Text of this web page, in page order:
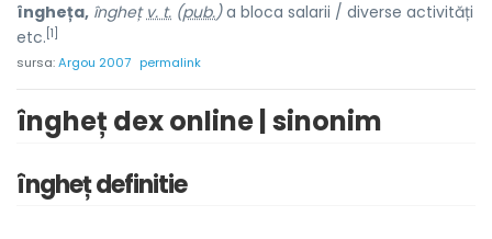
îngheța, înghețv. t. (pub.)a bloca salarii / diverse activități
etc. [1]
sursa:Argou 2007 permalink
îngheț dex online | sinonim
îngheț definitie